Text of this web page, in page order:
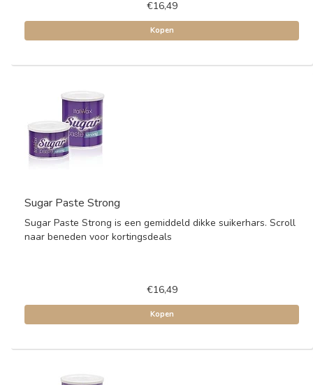
€16,49
Kopen
Sugar Paste Strong
Sugar Paste Strong is een gemiddeld dikke suikerhars. Scroll
naar beneden voor kortingsdeals
€16,49
Kopen